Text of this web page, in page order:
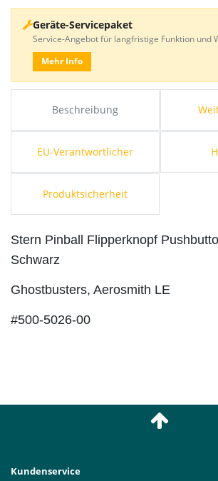
Beschreibung
EU-Verantwortlicher
Produktsicherheit
Stern Pinball Flipperknopf
Schwarz
Ghostbusters, Aerosmith LE
#500-5026-00
Geräte-Servicepaket
Service-Angebot für langfristige Funktion und
Mehr Info
Kundenservice